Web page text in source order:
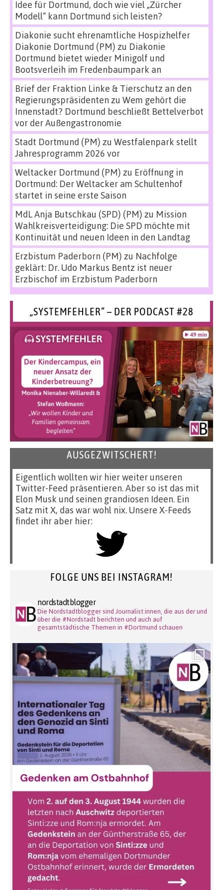
Idee für Dortmund, doch wie viel „Zürcher
Modell“ kann Dortmund sich leisten?
Diakonie sucht ehrenamtliche Hospizhelfer
Diakonie Dortmund (PM) zu Diakonie
Dortmund bietet wieder Minigolf und
Bootsverleih im Fredenbaumpark an
Brief der Fraktion Linke & Tierschutz an den
Regierungspräsidenten zu Wem gehört die
Innenstadt? Dortmund beschließt Bettelverbot
vor der Außengastronomie
Stadt Dortmund (PM) zu Westfalenpark stellt
Jahresprogramm 2026 vor
Weltacker Dortmund (PM) zu Eröffnung in
Dortmund: Der Weltacker am Schultenhof
startet in seine erste Saison
MdL Anja Butschkau (SPD) (PM) zu Mission
Wahlkreisverteidigung: Die SPD möchte mit
Kontinuität und neuen Ideen in den Landtag
Erzbistum Paderborn (PM) zu Nachfolge
geklärt: Dr. Udo Markus Bentz ist neuer
Erzbischof im Erzbistum Paderborn
„SYSTEMFEHLER“ – DER PODCAST #28
AUSGEZWITSCHERT!
Eigentlich wollten wir hier weiter unseren
Twitter-Feed präsentieren. Aber so ist das mit
Elon Musk und seinen grandiosen Ideen. Ein
Satz mit X, das war wohl nix. Unsere X-Feeds
findet ihr aber hier:
FOLGE UNS BEI INSTAGRAM!
nordstadtblogger
Die Nordstadtblogger sind Journalist:innen, die aus der und
über die #Nordstadt berichten und auch auf
gesamtstädtische Themen in #Dortmund schauen